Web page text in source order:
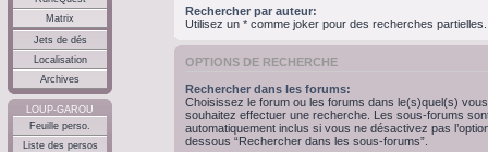
Matrix
Jets de dés
Localisation
Archives
LOUP-GAROU
Feuille perso.
Liste des persos
Rechercher par auteur:
Utilisez un * comme joker pour des recherches partielles.
OPTIONS DE RECHERCHE
Rechercher dans les forums:
Choisissez le forum ou les forums dans le(s)quel(s) vous
souhaitez effectuer une recherche. Les sous-forums
automatiquement inclus si vous ne désactivez pas
dessous “Rechercher dans les sous-forums”.